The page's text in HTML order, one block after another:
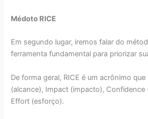
Médoto RICE
Em segundo lugar, iremos falar do
ferramenta fundamental para priorizar
De forma geral, RICE é um acrônimo
(alcance), Impact (impacto), Confidence
Effort (esforço).